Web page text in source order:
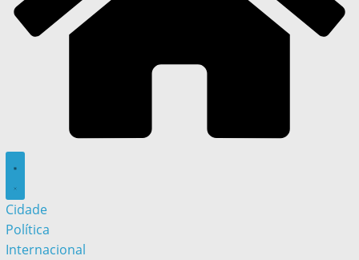
Cidade
Política
Internacional